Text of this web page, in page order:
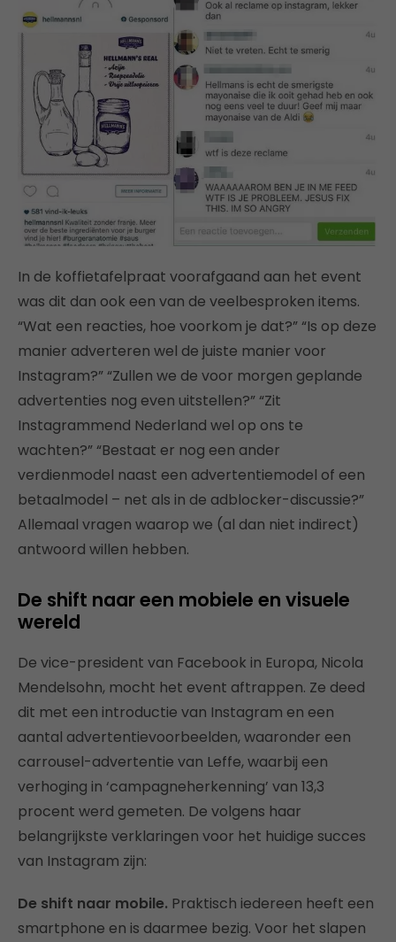
In de koffietafelpraat voorafgaand aan het event
was dit dan ook een van de veelbesproken items.
“Wat een reacties, hoe voorkom je dat?” “Is op deze
manier adverteren wel de juiste manier voor
Instagram?” “Zullen we de voor morgen geplande
advertenties nog even uitstellen?” “Zit
Instagrammend Nederland wel op ons te
wachten?” “Bestaat er nog een ander
verdienmodel naast een advertentiemodel of een
betaalmodel – net als in de adblocker-discussie?”
Allemaal vragen waarop we (al dan niet indirect)
antwoord willen hebben.
De shift naar een mobiele en visuele
wereld
De vice-president van Facebook in Europa, Nicola
Mendelsohn, mocht het event aftrappen. Ze deed
dit met een introductie van Instagram en een
aantal advertentievoorbeelden, waaronder een
carrousel-advertentie van Leffe, waarbij een
verhoging in ‘campagneherkenning’ van 13,3
procent werd gemeten. De volgens haar
belangrijkste verklaringen voor het huidige succes
van Instagram zijn:
De shift naar mobile. Praktisch iedereen heeft een
smartphone en is daarmee bezig. Voor het slapen